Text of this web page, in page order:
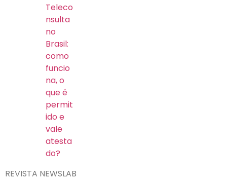
Teleco
nsulta
no
Brasil:
como
funcio
na, o
que é
permit
ido e
vale
atesta
do?
REVISTA NEWSLAB